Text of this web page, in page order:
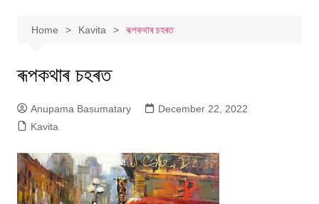
Home Kavita ৰূপকথাৰ চহৰত
ৰূপকথাৰ চহৰত
Anupama Basumatary
December 22, 2022
Kavita